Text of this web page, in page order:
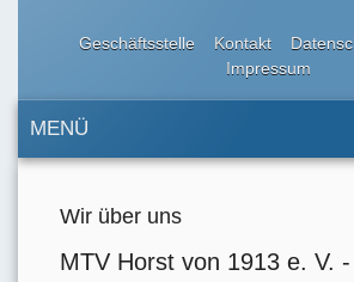
Geschäftsstelle Kontakt
Impressum
MENÜ
Wir über uns
MTV Horst von 1913 e. V.